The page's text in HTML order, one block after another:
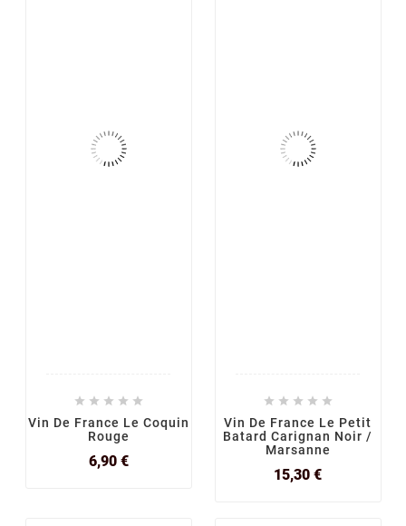
    
Vin De France Le Coquin
Rouge
6,90 €Prix
    
Vin De France Le Petit
Batard Carignan Noir /
Marsanne
15,30 €Prix